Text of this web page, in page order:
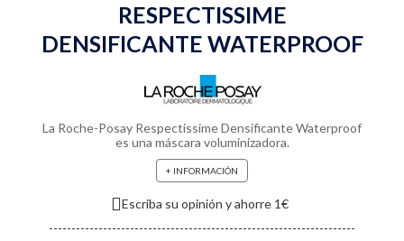
RESPECTISSIME
DENSIFICANTE WATERPROOF
La Roche-Posay Respectissime Densificante Waterproof
es una máscara voluminizadora.
+ INFORMACIÓN
Escriba su opinión y ahorre 1€